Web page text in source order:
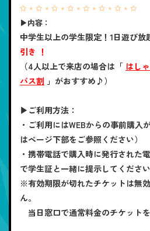
✩ ⋆ ✩ ⋆ ✩ ⋆ ✩ ⋆ ✩ ⋆ ✩ ⋆ ✩ ⋆ ✩
▶内容：
中学生以上の学生限定！1日遊び放
引き ！
（4人以上で来店の場合は「 はし
パス割 」がおすすめ♪）
▶ご利用方法：
・ご利用にはWEBからの事前購入
はページ下部をご参照ください）
・携帯電話で購入時に発行された
で学生証と一緒に提示してください
※有効期限が切れたチケットは無
ん。
当日窓口で通常料金のチケットを